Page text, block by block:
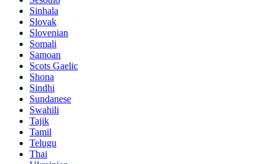
Sinhala
Slovak
Slovenian
Somali
Samoan
Scots Gaelic
Shona
Sindhi
Sundanese
Swahili
Tajik
Tamil
Telugu
Thai